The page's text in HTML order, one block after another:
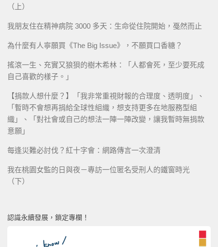
（上）
我朋友住在精神病院 3000 多天：生命從住院開始，戞然而止
為什麼有人寧願買《The Big Issue》，不願買口香糖？
搖滾一生、充實又狼狽的樹木希林：「人都會死，至少要死成
自己喜歡的樣子。」
【捐款人想什麼？】「我非常重視財報的合理度、透明度」、
「暫時不會想再捐給全球性組織，想支持更多在地服務型組
織」、「對社會或自己的想法一陣一陣改變，讓我暫時無捐款
意願」
每逢災難必討伐？紅十字會：網路傳言一次澄清
我在桃園女監的日與夜－專訪一位匿名受刑人的鐵窗時光
（下）
認識永續發展，鎖定專欄！